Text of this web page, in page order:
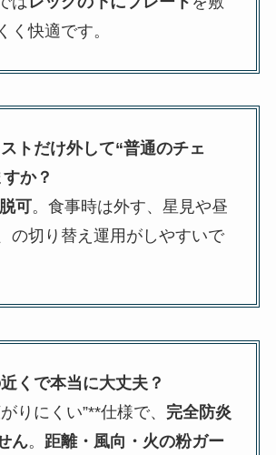
く快適です。
トだけ外して“普通のチェ
か？
可。食事時は外す、星見や昼
の切り替え運用がしやすいで
くで本当に大丈夫？
りにくい”**仕様で、 完全防炎
ん。 距離・風向・火の粉ガー